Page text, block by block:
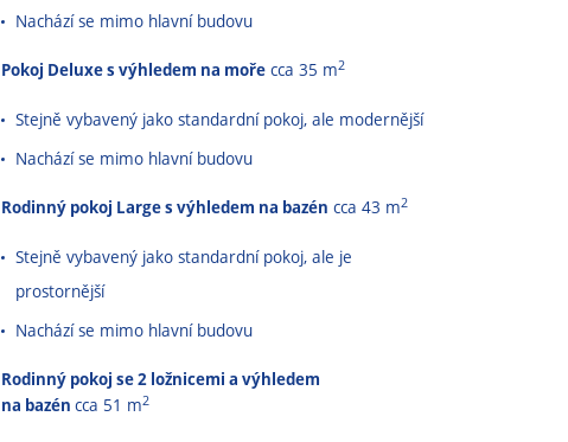
Nachází se mimo hlavní budovu
Pokoj Deluxe s výhledem na moře cca 35 m2
Stejně vybavený jako standardní pokoj, ale modernější
Nachází se mimo hlavní budovu
Rodinný pokoj Large s výhledem na bazén cca 43 m2
Stejně vybavený jako standardní pokoj, ale je
prostornější
Nachází se mimo hlavní budovu
Rodinný pokoj se 2 ložnicemi a výhledem
na bazén cca 51 m2